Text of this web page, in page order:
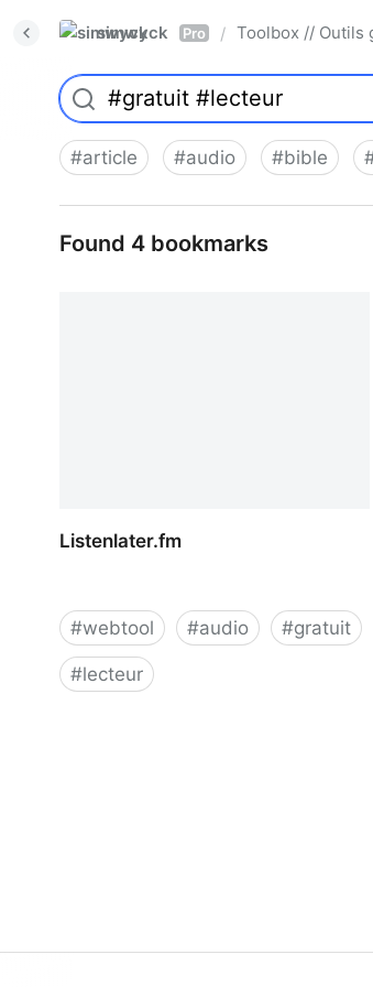
simwyck Pro / Toolbox // Outils
#article #audio #bible
Found 4 bookmarks
Listenlater.fm
#webtool #audio #gratuit
#lecteur